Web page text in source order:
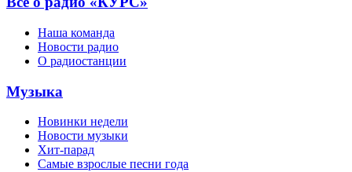
Наша команда
Новости радио
О радиостанции
Музыка
Новинки недели
Новости музыки
Хит-парад
Самые взрослые песни года